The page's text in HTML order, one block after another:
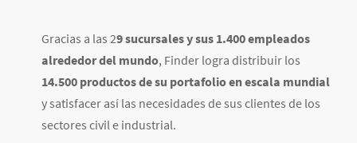
Gracias a las 29 sucursales y sus 1.400 empleados
alrededor del mundo, Finder logra distribuir los
14.500 productos de su portafolio en escala mundial
y satisfacer así las necesidades de sus clientes de los
sectores civil e industrial.